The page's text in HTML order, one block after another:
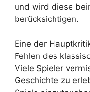
und wird diese
berücksichtigen.
Eine der
Fehlen des
Viele Spieler
Geschichte zu